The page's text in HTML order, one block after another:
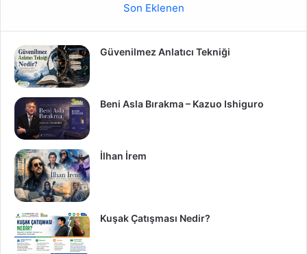
Son Eklenen
Güvenilmez Anlatıcı Tekniği
Beni Asla Bırakma – Kazuo Ishiguro
İlhan İrem
Kuşak Çatışması Nedir?